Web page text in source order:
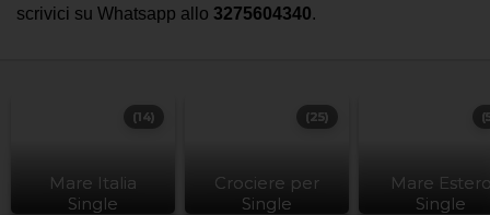
scrivici su Whatsapp allo 3275604340.
Mare Italia
Single
(14)
Crociere per
Single
(25)
Mare
Single